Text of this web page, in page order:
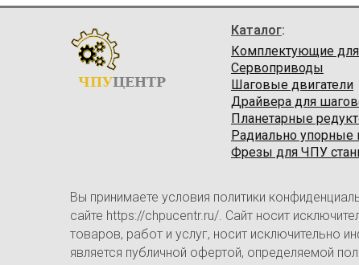
ЧПУЦЕНТР
Каталог:
Комплектующие
Сервоприводы
Шаговые двигатели
Драйвера для
Планетарные
Радиально
Фрезы для ЧПУ
Вы принимаете условия политики
сайте https://chpucentr.ru/. Сайт носит
товаров, работ и услуг, носит исключительно
является публичной офертой, определяемой